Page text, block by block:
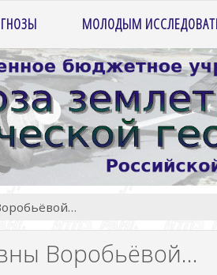
МОЛОДЫМ
Воробьёвой…